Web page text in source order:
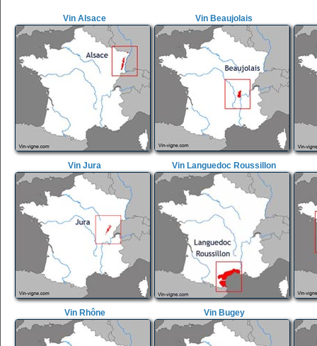
Vin Alsace Vin Beaujolais
Vin Jura Vin Languedoc Roussillon
Vin Rhône Vin Bugey